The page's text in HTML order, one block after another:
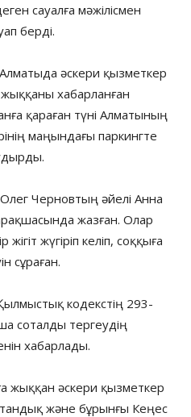
сауалға мәжілісмен
берді.
әскери қызметкер
жыққаны хабарланған
қараған түні Алматының
маңындағы паркингте
Черновтың әйелі Анна
жазған. Олар
жүгіріп келіп, соққыға
сұраған.
кодекстің 293-
соталды тергеудің
хабарлады.
жыққан әскери қызметкер
және бұрынғы Кеңес